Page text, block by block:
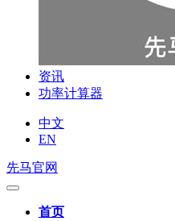
资讯
功率计算器
中文
EN
先马官网
首页